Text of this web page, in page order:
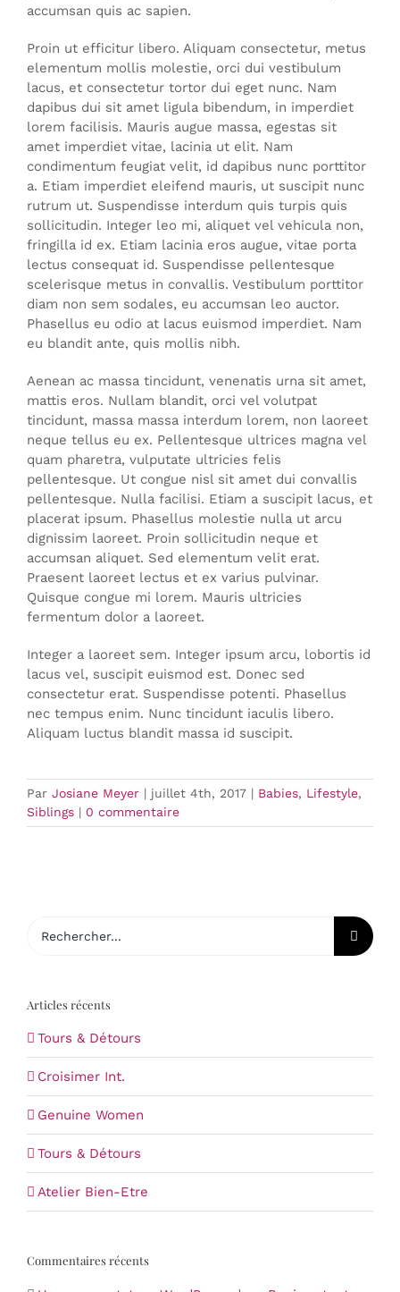
accumsan quis ac sapien.
Proin ut efficitur libero. Aliquam consectetur, metus
elementum mollis molestie, orci dui vestibulum
lacus, et consectetur tortor dui eget nunc. Nam
dapibus dui sit amet ligula bibendum, in imperdiet
lorem facilisis. Mauris augue massa, egestas sit
amet imperdiet vitae, lacinia ut elit. Nam
condimentum feugiat velit, id dapibus nunc porttitor
a. Etiam imperdiet eleifend mauris, ut suscipit nunc
rutrum ut. Suspendisse interdum quis turpis quis
sollicitudin. Integer leo mi, aliquet vel vehicula non,
fringilla id ex. Etiam lacinia eros augue, vitae porta
lectus consequat id. Suspendisse pellentesque
scelerisque metus in convallis. Vestibulum porttitor
diam non sem sodales, eu accumsan leo auctor.
Phasellus eu odio at lacus euismod imperdiet. Nam
eu blandit ante, quis mollis nibh.
Aenean ac massa tincidunt, venenatis urna sit amet,
mattis eros. Nullam blandit, orci vel volutpat
tincidunt, massa massa interdum lorem, non laoreet
neque tellus eu ex. Pellentesque ultrices magna vel
quam pharetra, vulputate ultricies felis
pellentesque. Ut congue nisl sit amet dui convallis
pellentesque. Nulla facilisi. Etiam a suscipit lacus, et
placerat ipsum. Phasellus molestie nulla ut arcu
dignissim laoreet. Proin sollicitudin neque et
accumsan aliquet. Sed elementum velit erat.
Praesent laoreet lectus et ex varius pulvinar.
Quisque congue mi lorem. Mauris ultricies
fermentum dolor a laoreet.
Integer a laoreet sem. Integer ipsum arcu, lobortis id
lacus vel, suscipit euismod est. Donec sed
consectetur erat. Suspendisse potenti. Phasellus
nec tempus enim. Nunc tincidunt iaculis libero.
Aliquam luctus blandit massa id suscipit.
Par Josiane Meyer | juillet 4th, 2017 | Babies, Lifestyle,
Siblings | 0 commentaire
Articles récents
Tours & Détours
Croisimer Int.
Genuine Women
Tours & Détours
Atelier Bien-Etre
Commentaires récents